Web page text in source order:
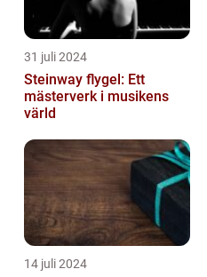
31 juli 2024
Steinway flygel: Ett
mästerverk i musikens
värld
14 juli 2024